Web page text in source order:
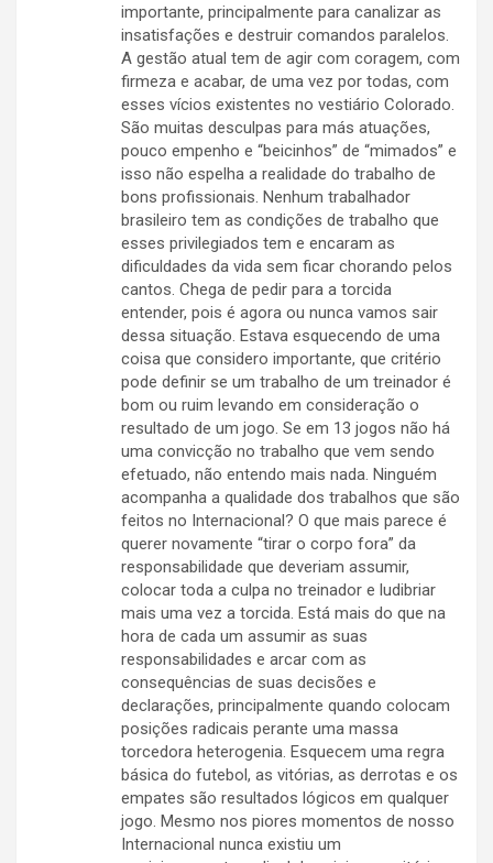
importante, principalmente para canalizar as
insatisfações e destruir comandos paralelos.
A gestão atual tem de agir com coragem, com
firmeza e acabar, de uma vez por todas, com
esses vícios existentes no vestiário Colorado.
São muitas desculpas para más atuações,
pouco empenho e “beicinhos” de “mimados” e
isso não espelha a realidade do trabalho de
bons profissionais. Nenhum trabalhador
brasileiro tem as condições de trabalho que
esses privilegiados tem e encaram as
dificuldades da vida sem ficar chorando pelos
cantos. Chega de pedir para a torcida
entender, pois é agora ou nunca vamos sair
dessa situação. Estava esquecendo de uma
coisa que considero importante, que critério
pode definir se um trabalho de um treinador é
bom ou ruim levando em consideração o
resultado de um jogo. Se em 13 jogos não há
uma convicção no trabalho que vem sendo
efetuado, não entendo mais nada. Ninguém
acompanha a qualidade dos trabalhos que são
feitos no Internacional? O que mais parece é
querer novamente “tirar o corpo fora” da
responsabilidade que deveriam assumir,
colocar toda a culpa no treinador e ludibriar
mais uma vez a torcida. Está mais do que na
hora de cada um assumir as suas
responsabilidades e arcar com as
consequências de suas decisões e
declarações, principalmente quando colocam
posições radicais perante uma massa
torcedora heterogenia. Esquecem uma regra
básica do futebol, as vitórias, as derrotas e os
empates são resultados lógicos em qualquer
jogo. Mesmo nos piores momentos de nosso
Internacional nunca existiu um